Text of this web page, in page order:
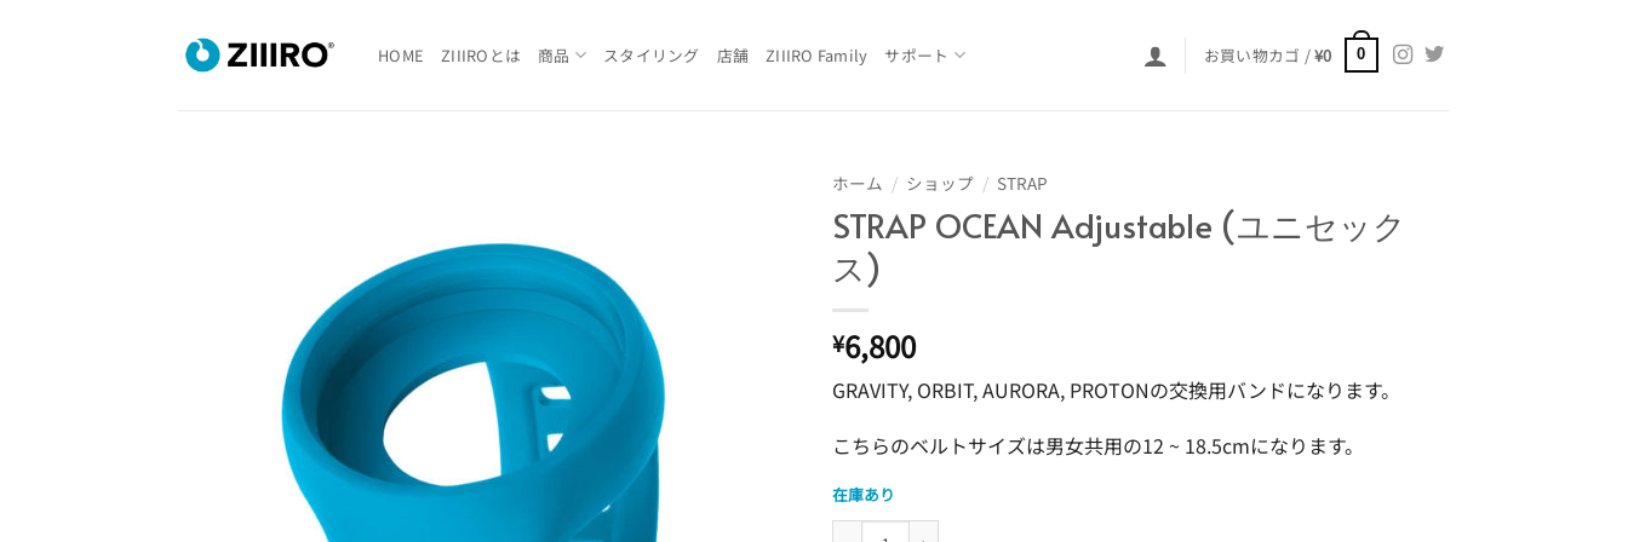
HOME ZIIIROとは 商品 スタイリング 店舗 ZIIIRO Family サポート お買い物カゴ /¥0 0
ホーム / ショップ / STRAP
STRAP OCEAN Adjustable (ユニセック
ス)
¥6,800
GRAVITY, ORBIT, AURORA, PROTONの交換用バンドになります。
こちらのベルトサイズは男女共用の12 ~ 18.5cmになります。
在庫あり
STRAP OCEAN Adjustable (ユニセックス)個